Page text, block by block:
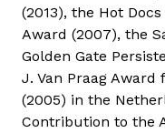
(2013), the Hot
Award (2007), the
Golden Gate
J. Van Praag
(2005) in the
Contribution to the